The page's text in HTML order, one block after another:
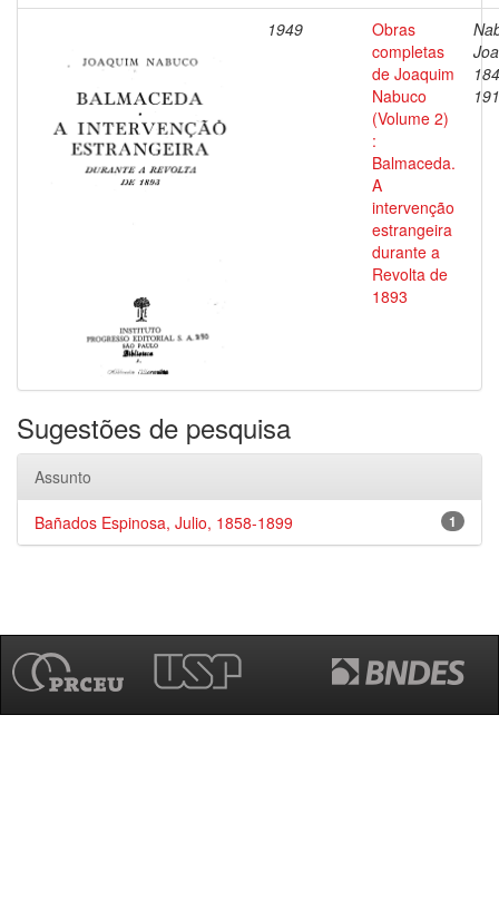
1949
Obras
completas
de Joaquim
Nabuco
(Volume 2)
:
Balmaceda.
A
intervenção
estrangeira
durante a
Revolta de
1893
Sugestões de pesquisa
Assunto
1
Bañados Espinosa, Julio, 1858-1899